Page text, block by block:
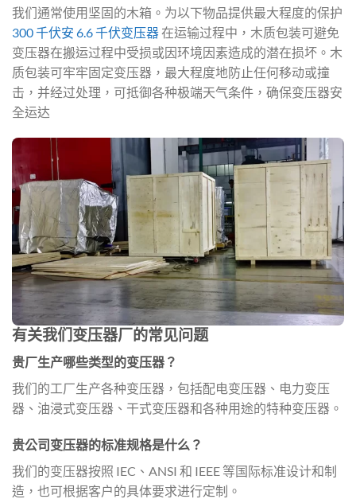
我们通常使用坚固的木箱。为以下物品提供最大程度的保护
300 千伏安 6.6 千伏变压器在运输过程中，木质包装可避免
变压器在搬运过程中受损或因环境因素造成的潜在损坏。木
质包装可牢牢固定变压器，最大程度地防止任何移动或撞
击，并经过处理，可抵御各种极端天气条件，确保变压器安
全运达
有关我们变压器厂的常见问题
贵厂生产哪些类型的变压器？
我们的工厂生产各种变压器，包括配电变压器、电力变压
器、油浸式变压器、干式变压器和各种用途的特种变压器。
贵公司变压器的标准规格是什么？
我们的变压器按照 IEC、ANSI 和 IEEE 等国际标准设计和制
造，也可根据客户的具体要求进行定制。